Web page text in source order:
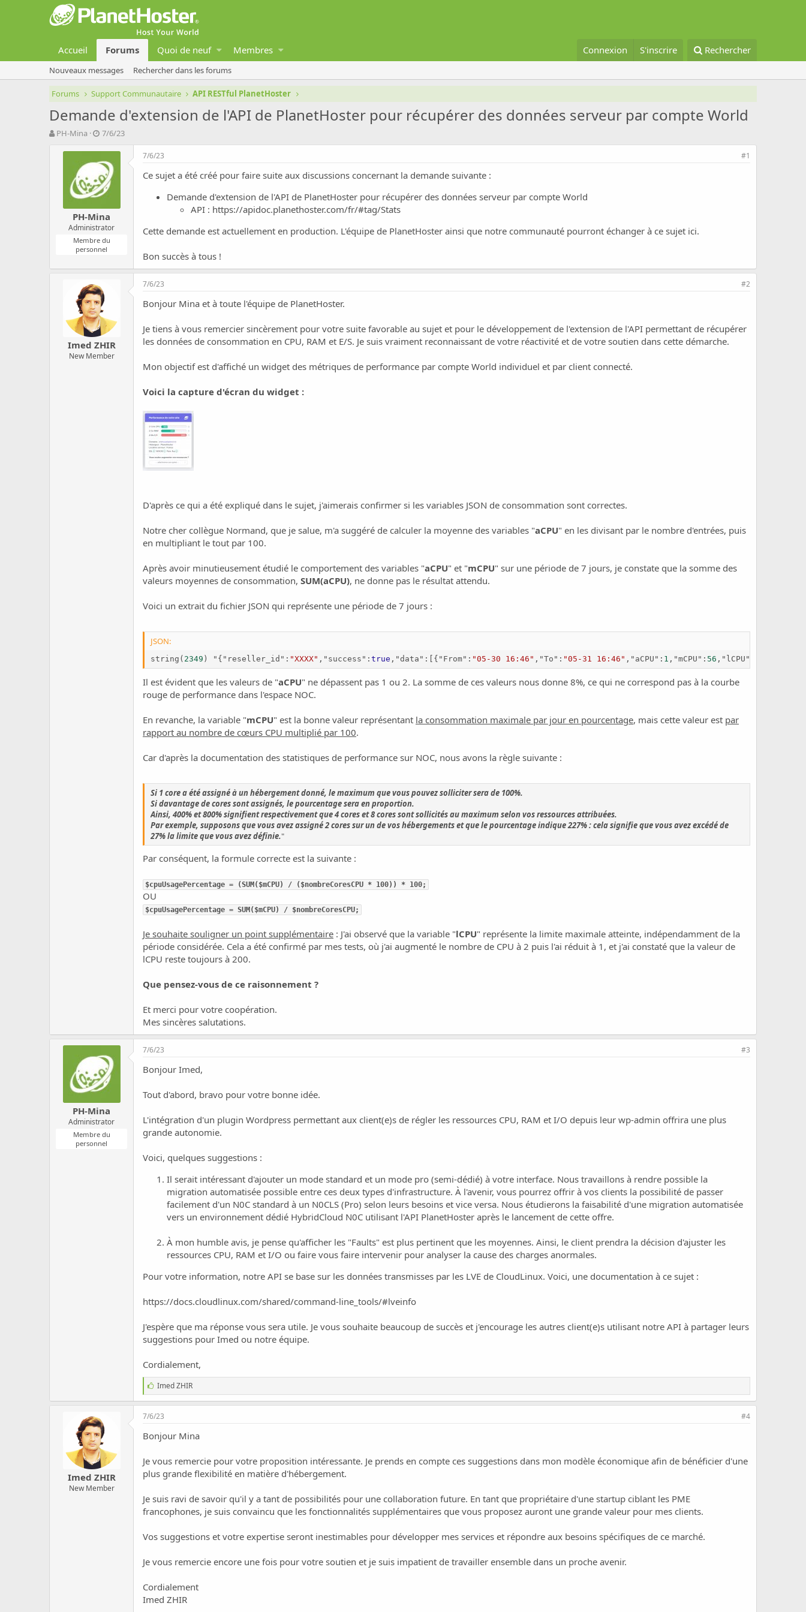
Accueil Forums Quoi de neuf Membres Connexion S'inscrire Rechercher
Nouveaux messages Rechercher dans les forums
Forums Support Communautaire API RESTful PlanetHoster
Demande d'extension de l'API de PlanetHoster pour récupérer des données serveur par compte World
A
c
PH-Mina
D
t
e
d
e
d
é
b
u
t
7/6/23
PH-Mina
Administrator
Membre du
personnel
7/6/23 #1
Ce sujet a été créé pour faire suite aux discussions concernant la demande suivante :
Demande d'extension de l'API de PlanetHoster pour récupérer des données serveur par compte World
API : https://apidoc.planethoster.com/fr/#tag/Stats
Cette demande est actuellement en production. L'équipe de PlanetHoster ainsi que notre communauté pourront échanger à ce sujet ici.
Bon succès à tous !
Imed ZHIR
New Member
7/6/23 #2
Bonjour Mina et à toute l'équipe de PlanetHoster.
Je tiens à vous remercier sincèrement pour votre suite favorable au sujet et pour le développement de l'extension de l'API permettant de récupérer
les données de consommation en CPU, RAM et E/S. Je suis vraiment reconnaissant de votre réactivité et de votre soutien dans cette démarche.
Mon objectif est d'affiché un widget des métriques de performance par compte World individuel et par client connecté.
Voici la capture d'écran du widget :
D'après ce qui a été expliqué dans le sujet, j'aimerais confirmer si les variables JSON de consommation sont correctes.
Notre cher collègue Normand, que je salue, m'a suggéré de calculer la moyenne des variables "aCPU" en les divisant par le nombre d'entrées, puis
en multipliant le tout par 100.
Après avoir minutieusement étudié le comportement des variables "aCPU" et "mCPU" sur une période de 7 jours, je constate que la somme des
valeurs moyennes de consommation, SUM(aCPU), ne donne pas le résultat attendu.
Voici un extrait du fichier JSON qui représente une période de 7 jours :
JSON:
string( 2349 ) " { "reseller_id" : "XXXX" , "success" : true , "data" : { "From" : "05-30 16:46" , "To" : "05-31 16:46" , "aCPU" : 1 , "mCPU" : 56 , "lCPU"
Il est évident que les valeurs de "aCPU" ne dépassent pas 1 ou 2. La somme de ces valeurs nous donne 8%, ce qui ne correspond pas à la courbe
rouge de performance dans l'espace NOC.
En revanche, la variable "mCPU" est la bonne valeur représentant la consommation maximale par jour en pourcentage, mais cette valeur est par
rapport au nombre de cœurs CPU multiplié par 100.
Car d'après la documentation des statistiques de performance sur NOC, nous avons la règle suivante :
Si 1 core a été assigné à un hébergement donné, le maximum que vous pouvez solliciter sera de 100%.
Si davantage de cores sont assignés, le pourcentage sera en proportion.
Ainsi, 400% et 800% signifient respectivement que 4 cores et 8 cores sont sollicités au maximum selon vos ressources attribuées.
Par exemple, supposons que vous avez assigné 2 cores sur un de vos hébergements et que le pourcentage indique 227% : cela signifie que vous avez excédé de
27% la limite que vous avez définie."
Par conséquent, la formule correcte est la suivante :
$cpuUsagePercentage = (SUM($mCPU) / ($nombreCoresCPU * 100)) * 100;
OU
$cpuUsagePercentage = SUM($mCPU) / $nombreCoresCPU;
Je souhaite souligner un point supplémentaire : J'ai observé que la variable "lCPU" représente la limite maximale atteinte, indépendamment de la
période considérée. Cela a été confirmé par mes tests, où j'ai augmenté le nombre de CPU à 2 puis l'ai réduit à 1, et j'ai constaté que la valeur de
lCPU reste toujours à 200.
Que pensez-vous de ce raisonnement ?
Et merci pour votre coopération.
Mes sincères salutations.
PH-Mina
Administrator
Membre du
personnel
7/6/23 #3
Bonjour Imed,
Tout d'abord, bravo pour votre bonne idée.
L'intégration d'un plugin Wordpress permettant aux client(e)s de régler les ressources CPU, RAM et I/O depuis leur wp-admin offrira une plus
grande autonomie.
Voici, quelques suggestions :
Il serait intéressant d'ajouter un mode standard et un mode pro (semi-dédié) à votre interface. Nous travaillons à rendre possible la
migration automatisée possible entre ces deux types d'infrastructure. À l'avenir, vous pourrez offrir à vos clients la possibilité de passer
facilement d'un N0C standard à un N0CLS (Pro) selon leurs besoins et vice versa. Nous étudierons la faisabilité d'une migration automatisée
vers un environnement dédié HybridCloud N0C utilisant l'API PlanetHoster après le lancement de cette offre.
À mon humble avis, je pense qu'afficher les "Faults" est plus pertinent que les moyennes. Ainsi, le client prendra la décision d'ajuster les
ressources CPU, RAM et I/O ou faire vous faire intervenir pour analyser la cause des charges anormales.
Pour votre information, notre API se base sur les données transmisses par les LVE de CloudLinux. Voici, une documentation à ce sujet :
https://docs.cloudlinux.com/shared/command-line_tools/#lveinfo
J'espère que ma réponse vous sera utile. Je vous souhaite beaucoup de succès et j'encourage les autres client(e)s utilisant notre API à partager leurs
suggestions pour Imed ou notre équipe.
Cordialement,
J
'
a
i
e
:
Imed ZHIR
Imed ZHIR
New Member
7/6/23 #4
Bonjour Mina
Je vous remercie pour votre proposition intéressante. Je prends en compte ces suggestions dans mon modèle économique afin de bénéficier d'une
plus grande flexibilité en matière d'hébergement.
Je suis ravi de savoir qu'il y a tant de possibilités pour une collaboration future. En tant que propriétaire d'une startup ciblant les PME
francophones, je suis convaincu que les fonctionnalités supplémentaires que vous proposez auront une grande valeur pour mes clients.
Vos suggestions et votre expertise seront inestimables pour développer mes services et répondre aux besoins spécifiques de ce marché.
Je vous remercie encore une fois pour votre soutien et je suis impatient de travailler ensemble dans un proche avenir.
Cordialement
Imed ZHIR